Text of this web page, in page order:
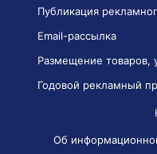
Публикация
Email-рассылка
Размещение товаров,
Годовой рекламный
Об